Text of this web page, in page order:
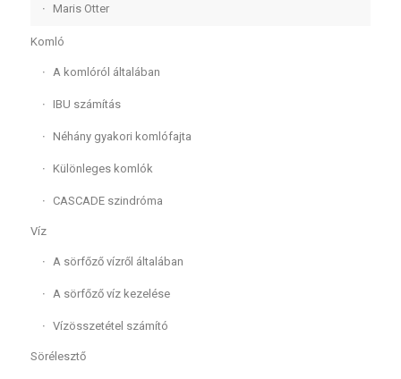
Maris Otter
Komló
A komlóról általában
IBU számítás
Néhány gyakori komlófajta
Különleges komlók
CASCADE szindróma
Víz
A sörfőző vízről általában
A sörfőző víz kezelése
Vízösszetétel számító
Sörélesztő